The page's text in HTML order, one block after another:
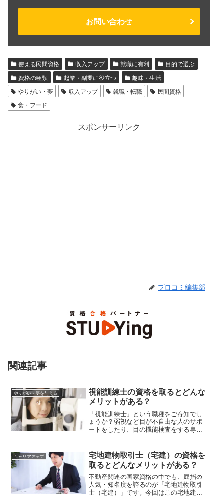
お問い合わせ
使える民間資格 収入アップ 就職に有利
目的で選ぶ
資格の種類
起業・副業に役立つ
趣味・生活
やりがい・夢
収入アップ 就職・転職
民間資格
食・フード
スポンサーリンク
プロコミ編集部
関連記事
やりがい・夢を与える
視能訓練士の資格を取るとどんな
メリットがある？
「視能訓練士」という職種をご存知でし
ょうか？弱視など目が不自由な人のサポ
ートをしたり、目の機能検査をする専門
取得のメリットなどを詳しくお伝えして
いきます。
キャリアアップ
宅地建物取引士（宅建）の資格を
取るとどんなメリットがある？
不動産関連の国家資格の中でも、屈指の
人気・知名度を誇るのが「宅地建物取引
士（宅建）」です。今回はこの宅地建物